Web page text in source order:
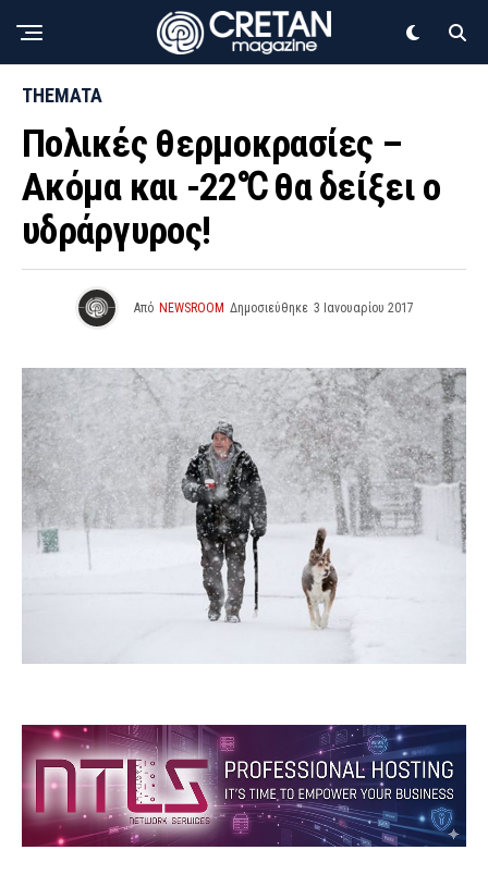
THEMATA
Πολικές θερμοκρασίες –
Ακόμα και -22℃ θα δείξει ο
υδράργυρος!
Από NEWSROOM Δημοσιεύθηκε 3 Ιανουαρίου 2017